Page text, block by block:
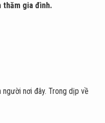
thăm gia đình.
nơi đây. Trong dịp về